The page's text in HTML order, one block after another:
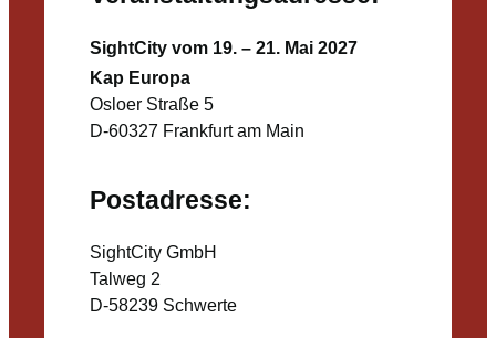
SightCity vom 19. – 21. Mai 2027
Kap Europa
Osloer Straße 5
D-60327 Frankfurt am Main
Postadresse:
SightCity GmbH
Talweg 2
D-58239 Schwerte